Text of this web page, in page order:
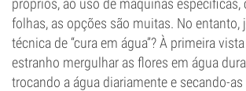
próprios, ao uso de máquinas específicas,
folhas, as opções são muitas. No entanto,
técnica de “cura em água”? À primeira
estranho mergulhar as flores em água
trocando a água diariamente e secando-